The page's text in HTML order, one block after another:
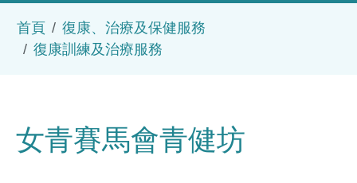
首頁
復康、治療及保健服務
復康訓練及治療服務
女青賽馬會青健坊